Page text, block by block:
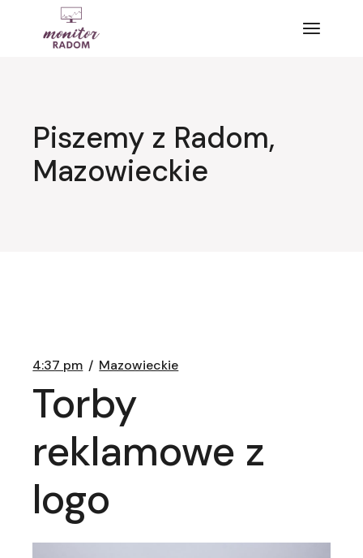
Piszemy z Radom,
Mazowieckie
4:37 pm Mazowieckie
Torby
reklamowe z
logo